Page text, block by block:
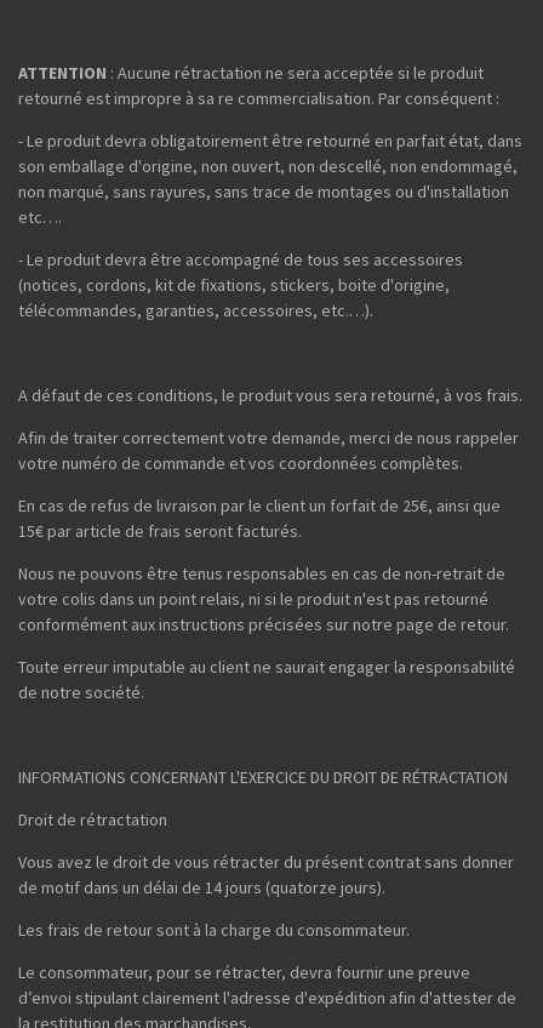
ATTENTION : Aucune rétractation ne sera acceptée si le produit
retourné est impropre à sa re commercialisation. Par conséquent :
- Le produit devra obligatoirement être retourné en parfait état, dans
son emballage d'origine, non ouvert, non descellé, non endommagé,
non marqué, sans rayures, sans trace de montages ou d'installation
etc….
- Le produit devra être accompagné de tous ses accessoires
(notices, cordons, kit de fixations, stickers, boite d'origine,
télécommandes, garanties, accessoires, etc.…).
A défaut de ces conditions, le produit vous sera retourné, à vos frais.
Afin de traiter correctement votre demande, merci de nous rappeler
votre numéro de commande et vos coordonnées complètes.
En cas de refus de livraison par le client un forfait de 25€, ainsi que
15€ par article de frais seront facturés.
Nous ne pouvons être tenus responsables en cas de non-retrait de
votre colis dans un point relais, ni si le produit n'est pas retourné
conformément aux instructions précisées sur notre page de retour.
Toute erreur imputable au client ne saurait engager la responsabilité
de notre société.
INFORMATIONS CONCERNANT L'EXERCICE DU DROIT DE RÉTRACTATION
Droit de rétractation
Vous avez le droit de vous rétracter du présent contrat sans donner
de motif dans un délai de 14 jours (quatorze jours).
Les frais de retour sont à la charge du consommateur.
Le consommateur, pour se rétracter, devra fournir une preuve
d’envoi stipulant clairement l'adresse d'expédition afin d'attester de
la restitution des marchandises.